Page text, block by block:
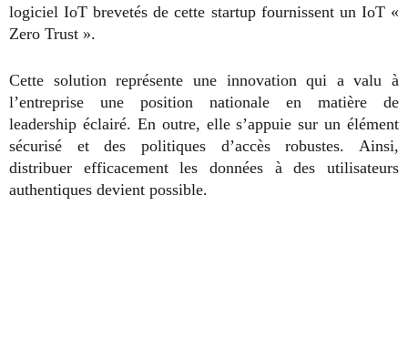
logiciel IoT brevetés de cette startup fournissent un IoT «
Zero Trust ».
Cette solution représente une innovation qui a valu à
l’entreprise une position nationale en matière de
leadership éclairé. En outre, elle s’appuie sur un élément
sécurisé et des politiques d’accès robustes. Ainsi,
distribuer efficacement les données à des utilisateurs
authentiques devient possible.